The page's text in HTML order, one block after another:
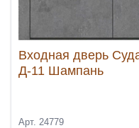
Входная дверь
Д-11 Шампань
Арт. 24779